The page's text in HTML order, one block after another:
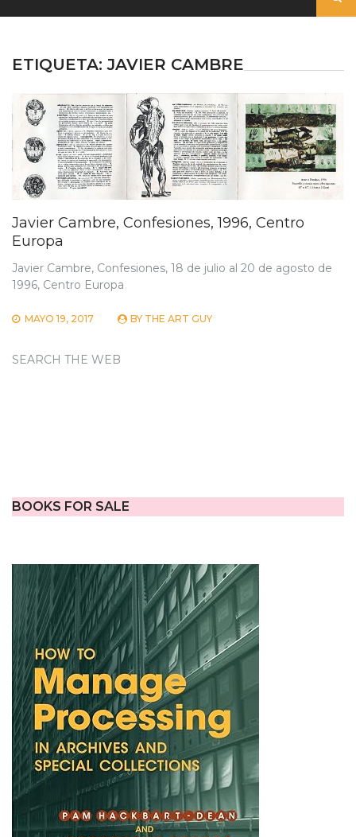
ETIQUETA:JAVIER CAMBRE
Javier Cambre, Confesiones, 1996, Centro
Europa
Javier Cambre, Confesiones, 18 de julio al 20 de agosto de
1996, Centro Europa
MAYO 19, 2017 BY THE ART GUY
SEARCH THE WEB
BOOKS FOR SALE